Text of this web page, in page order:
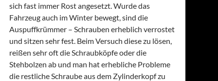
sich fast immer Rost angesetzt. Wurde das
Fahrzeug auch im Winter bewegt, sind die
Auspuffkrümmer – Schrauben erheblich verrostet
und sitzen sehr fest. Beim Versuch diese zu lösen,
reißen sehr oft die Schraubköpfe oder die
Stehbolzen ab und man hat erhebliche Probleme
die restliche Schraube aus dem Zylinderkopf zu